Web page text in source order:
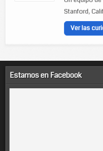
Stanford,
Ver las
Estamos en Facebook